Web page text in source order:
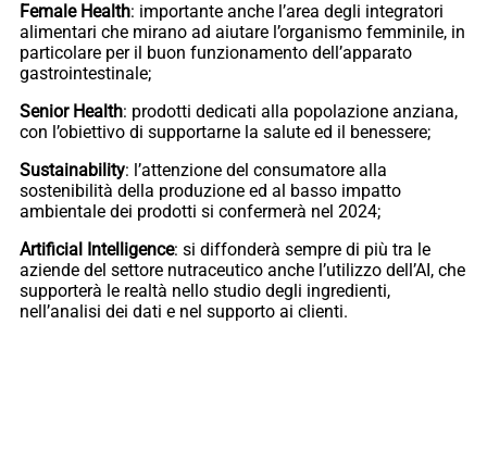
Female Health: importante anche l’area degli integratori
alimentari che mirano ad aiutare l’organismo femminile, in
particolare per il buon funzionamento dell’apparato
gastrointestinale;
Senior Health: prodotti dedicati alla popolazione anziana,
con l’obiettivo di supportarne la salute ed il benessere;
Sustainability: l’attenzione del consumatore alla
sostenibilità della produzione ed al basso impatto
ambientale dei prodotti si confermerà nel 2024;
Artificial Intelligence: si diffonderà sempre di più tra le
aziende del settore nutraceutico anche l’utilizzo dell’AI, che
supporterà le realtà nello studio degli ingredienti,
nell’analisi dei dati e nel supporto ai clienti.